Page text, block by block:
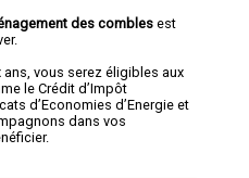
des comblesest
vous serez éligibles aux
le Crédit d’Impôt
d’Economies d’Energie et
dans vos